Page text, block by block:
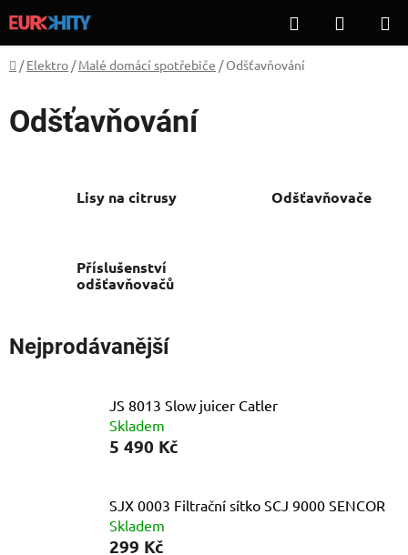
na
obsah
Hledat
KOŠÍK
Domů
/ Elektro / Malé domácí spotřebiče / Odšťavňování
Odšťavňování
Lisy na citrusy Odšťavňovače
Příslušenství
odšťavňovačů
Nejprodávanější
JS 8013 Slow juicer Catler
Skladem
5 490 Kč
SJX 0003 Filtrační sítko SCJ 9000 SENCOR
Skladem
299 Kč